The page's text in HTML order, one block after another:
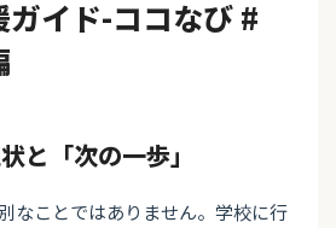
ガイド-ココなび #
と「次の一歩」
なことではありません。学校に行